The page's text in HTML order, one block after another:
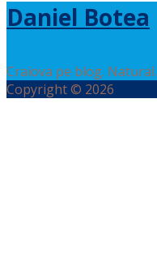
Daniel Botea
Craiova pe blog. Natural.
Copyright © 2026